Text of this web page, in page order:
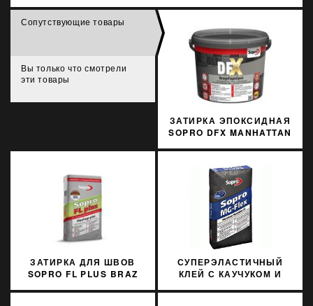
Сопутствующие товары
Вы только что смотрели
эти товары
ЗАТИРКА ЭПОКСИДНАЯ
SOPRO DFX MANHATTAN
ЗАТИРКА ДЛЯ ШВОВ
SOPRO FL PLUS BRAZ
СУПЕРЭЛАСТИЧНЫЙ
КЛЕЙ С КАУЧУКОМ И